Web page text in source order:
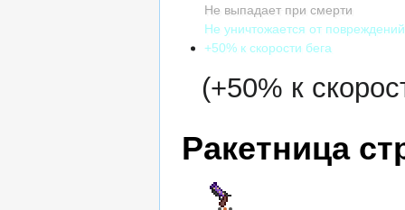
Не выпадает при смерти
Не уничтожается от повреждений
+50% к скорости бега
(+50% к
Ракетница